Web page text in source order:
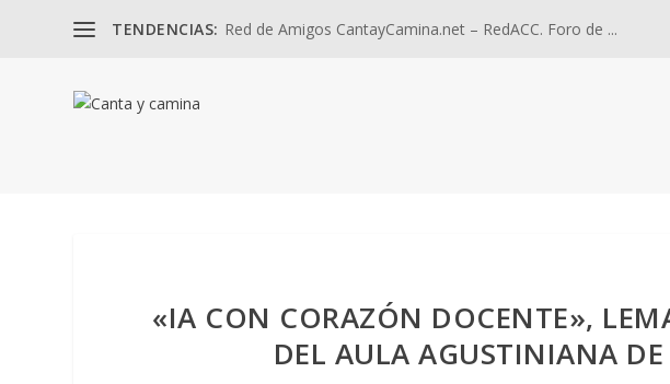
TENDENCIAS: Red de Amigos CantayCamina.net – RedACC. Foro de ...
«IA CON CORAZÓN DOCENTE»,
DEL AULA AGUSTINIANA